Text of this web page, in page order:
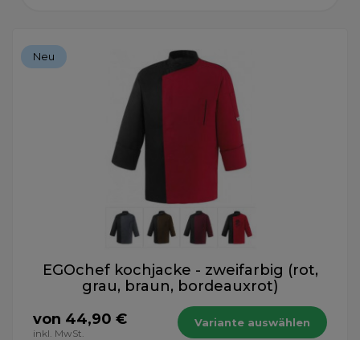
Neu
EGOchef kochjacke - zweifarbig (rot,
grau, braun, bordeauxrot)
von 44,90 €
inkl. MwSt.
Variante auswählen